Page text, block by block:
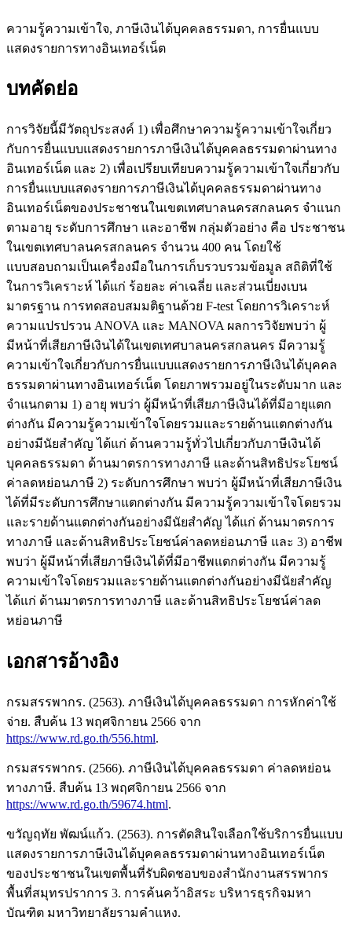
ความรู้ความเข้าใจ, ภาษีเงินได้บุคคลธรรมดา, การยื่นแบบ
แสดงรายการทางอินเทอร์เน็ต
บทคัดย่อ
การวิจัยนี้มีวัตถุประสงค์ 1) เพื่อศึกษาความรู้ความเข้าใจเกี่ยว
กับการยื่นแบบแสดงรายการภาษีเงินได้บุคคลธรรมดาผ่านทาง
อินเทอร์เน็ต และ 2) เพื่อเปรียบเทียบความรู้ความเข้าใจเกี่ยวกับ
การยื่นแบบแสดงรายการภาษีเงินได้บุคคลธรรมดาผ่านทาง
อินเทอร์เน็ตของประชาชนในเขตเทศบาลนครสกลนคร จำแนก
ตามอายุ ระดับการศึกษา และอาชีพ กลุ่มตัวอย่าง คือ ประชาชน
ในเขตเทศบาลนครสกลนคร จำนวน 400 คน โดยใช้
แบบสอบถามเป็นเครื่องมือในการเก็บรวบรวมข้อมูล สถิติที่ใช้
ในการวิเคราะห์ ได้แก่ ร้อยละ ค่าเฉลี่ย และส่วนเบี่ยงเบน
มาตรฐาน การทดสอบสมมติฐานด้วย F-test โดยการวิเคราะห์
ความแปรปรวน ANOVA และ MANOVA ผลการวิจัยพบว่า ผู้
มีหน้าที่เสียภาษีเงินได้ในเขตเทศบาลนครสกลนคร มีความรู้
ความเข้าใจเกี่ยวกับการยื่นแบบแสดงรายการภาษีเงินได้บุคคล
ธรรมดาผ่านทางอินเทอร์เน็ต โดยภาพรวมอยู่ในระดับมาก และ
จำแนกตาม 1) อายุ พบว่า ผู้มีหน้าที่เสียภาษีเงินได้ที่มีอายุแตก
ต่างกัน มีความรู้ความเข้าใจโดยรวมและรายด้านแตกต่างกัน
อย่างมีนัยสำคัญ ได้แก่ ด้านความรู้ทั่วไปเกี่ยวกับภาษีเงินได้
บุคคลธรรมดา ด้านมาตรการทางภาษี และด้านสิทธิประโยชน์
ค่าลดหย่อนภาษี 2) ระดับการศึกษา พบว่า ผู้มีหน้าที่เสียภาษีเงิน
ได้ที่มีระดับการศึกษาแตกต่างกัน มีความรู้ความเข้าใจโดยรวม
และรายด้านแตกต่างกันอย่างมีนัยสำคัญ ได้แก่ ด้านมาตรการ
ทางภาษี และด้านสิทธิประโยชน์ค่าลดหย่อนภาษี และ 3) อาชีพ
พบว่า ผู้มีหน้าที่เสียภาษีเงินได้ที่มีอาชีพแตกต่างกัน มีความรู้
ความเข้าใจโดยรวมและรายด้านแตกต่างกันอย่างมีนัยสำคัญ
ได้แก่ ด้านมาตรการทางภาษี และด้านสิทธิประโยชน์ค่าลด
หย่อนภาษี
เอกสารอ้างอิง
กรมสรรพากร. (2563). ภาษีเงินได้บุคคลธรรมดา การหักค่าใช้
จ่าย. สืบค้น 13 พฤศจิกายน 2566 จาก
https://www.rd.go.th/556.html.
กรมสรรพากร. (2566). ภาษีเงินได้บุคคลธรรมดา ค่าลดหย่อน
ทางภาษี. สืบค้น 13 พฤศจิกายน 2566 จาก
https://www.rd.go.th/59674.html.
ขวัญฤทัย พัฒน์แก้ว. (2563). การตัดสินใจเลือกใช้บริการยื่นแบบ
แสดงรายการภาษีเงินได้บุคคลธรรมดาผ่านทางอินเทอร์เน็ต
ของประชาชนในเขตพื้นที่รับผิดชอบของสำนักงานสรรพากร
พื้นที่สมุทรปราการ 3. การค้นคว้าอิสระ บริหารธุรกิจมหา
บัณฑิต มหาวิทยาลัยรามคำแหง.